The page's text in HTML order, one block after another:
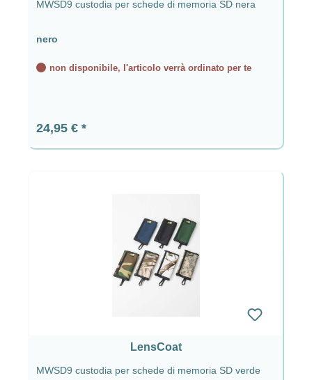
MWSD9 custodia per schede di memoria SD nera
nero
non disponibile, l'articolo verrà ordinato per te
Prezzo normale:
24,95 €
LensCoat
MWSD9 custodia per schede di memoria SD verde